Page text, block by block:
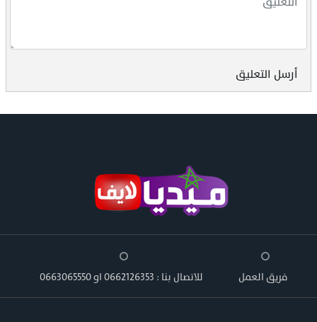
أرسل التعليق
فريق العمل للاتصال بنا : 0662126353 او 0663065550